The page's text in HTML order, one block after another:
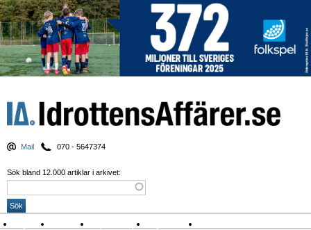
Mail 070 - 5647374
Sök bland 12.000 artiklar i arkivet:
Nyheter Krönikor Sport & spel Nyhetsbrev